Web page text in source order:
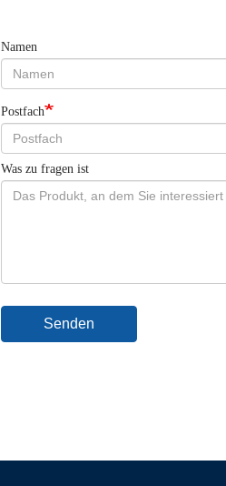
Namen
Postfach
Was zu fragen ist
Senden